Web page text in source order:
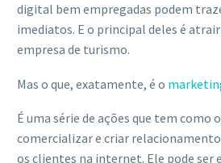
digital bem empregadas podem
imediatos. E o principal deles é
empresa de turismo.
Mas o que, exatamente, é o
É uma série de ações que tem como
comercializar e criar
os clientes na internet. Ele pode ser